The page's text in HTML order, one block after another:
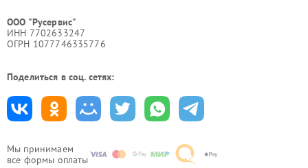
Мы принимаем
все формы оплаты
ООО "Русервис"
ИНН 7702633247
ОГРН 1077746335776
Поделиться в соц. сетях: